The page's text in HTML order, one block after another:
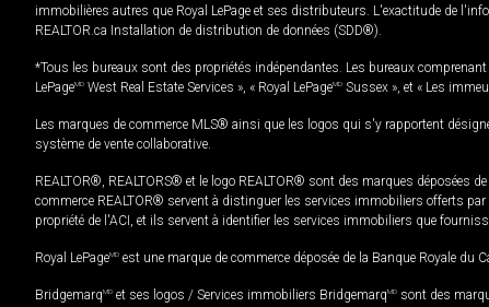
immobilières autres que Royal LePage et ses distributeurs. L'exactitude de
REALTOR.ca Installation de distribution de données (SDD®).
*Tous les bureaux sont des propriétés indépendantes. Les bureaux
LePageMD West Real Estate Services », « Royal LePageMD Sussex », et « Les
Les marques de commerce MLS® ainsi que les logos qui s'y rapportent
système de vente collaborative.
REALTOR®, REALTORS® et le logo REALTOR® sont des marques déposées
commerce REALTOR® servent à distinguer les services immobiliers offerts
propriété de l'ACI, et ils servent à identifier les services immobiliers que
Royal LePageMD est une marque de commerce déposée de la Banque Royale
BridgemarqMD et ses logos / Services immobiliers BridgemarqMD sont des